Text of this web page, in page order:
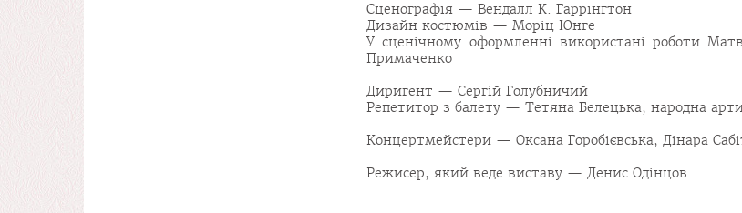
Сценографія — Вендалл К. Гаррінгтон
Дизайн костюмів — Моріц Юнге
У сценічному оформленні використані роботи
Примаченко
Диригент — Сергій Голубничий
Репетитор з балету — Тетяна Белецька, народна
Концертмейстери — Оксана Горобієвська, Дінара
Режисер, який веде виставу — Денис Одінцов